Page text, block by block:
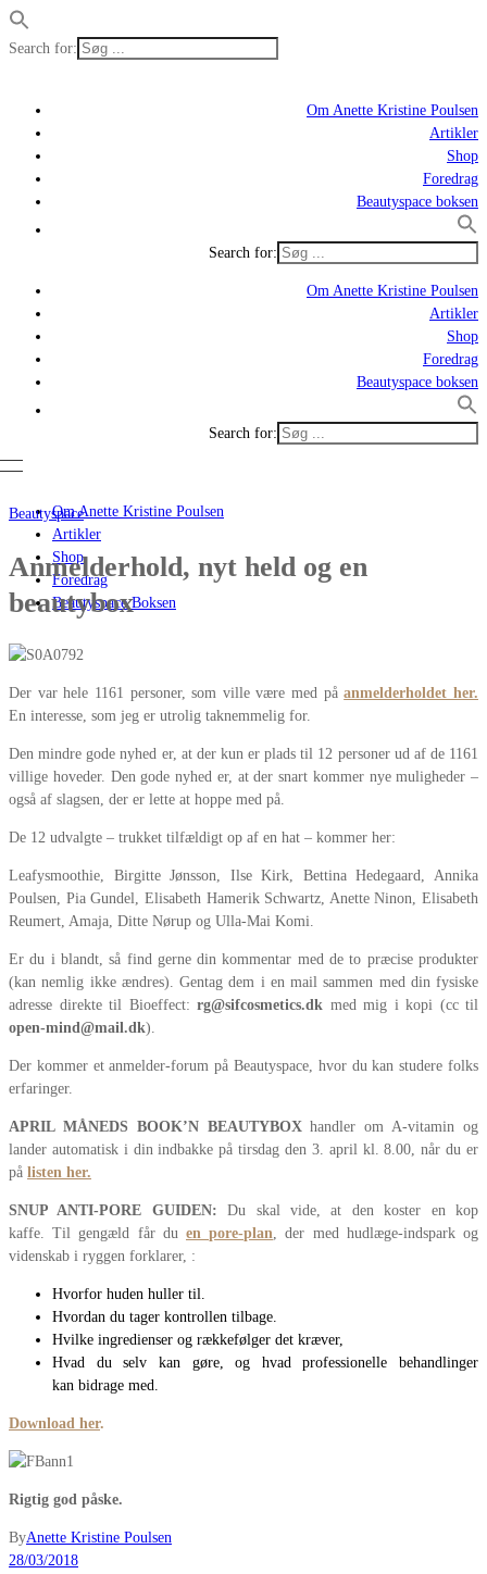
Search for:
Om Anette Kristine Poulsen
Artikler
Shop
Foredrag
Beautyspace boksen
Search for:
Om Anette Kristine Poulsen
Artikler
Shop
Foredrag
Beautyspace boksen
Search for:
Om Anette Kristine Poulsen
Artikler
Shop
Foredrag
Beautyspace Boksen
Beautyspace
Anmelderhold, nyt held og en
beautybox
Der var hele 1161 personer, som ville være med påanmelderholdet her.
En interesse, som jeg er utrolig taknemmelig for.
Den mindre gode nyhed er, at der kun er plads til 12 personer ud af de 1161
villige hoveder. Den gode nyhed er, at der snart kommer nye muligheder –
også af slagsen, der er lette at hoppe med på.
De 12 udvalgte – trukket tilfældigt op af en hat – kommer her:
Leafysmoothie, Birgitte Jønsson, Ilse Kirk, Bettina Hedegaard, Annika
Poulsen, Pia Gundel, Elisabeth Hamerik Schwartz, Anette Ninon, Elisabeth
Reumert, Amaja, Ditte Nørup og Ulla-Mai Komi.
Er du i blandt, så find gerne din kommentar med de to præcise produkter
(kan nemlig ikke ændres). Gentag dem i en mail sammen med din fysiske
adresse direkte til Bioeffect: rg@sifcosmetics.dk med mig i kopi (cc til
open-mind@mail.dk).
Der kommer et anmelder-forum på Beautyspace, hvor du kan studere folks
erfaringer.
APRIL MÅNEDS BOOK’N BEAUTYBOXhandler om A-vitamin og
lander automatisk i din indbakke på tirsdag den 3. april kl. 8.00, når du er
på listen her.
SNUP ANTI-PORE GUIDEN: Du skal vide, at den koster en kop
kaffe. Til gengæld får du en pore-plan, der med hudlæge-indspark og
videnskab i ryggen forklarer, :
Hvorfor huden huller til.
Hvordan du tager kontrollen tilbage.
Hvilke ingredienser og rækkefølger det kræver,
Hvad du selv kan gøre, og hvad professionelle behandlinger
kan bidrage med.
Download her.
Rigtig god påske.
ByAnette Kristine Poulsen
28/03/2018